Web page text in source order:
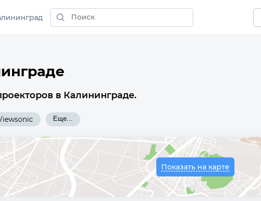
в Калининграде.
Еще...
Показать на карте